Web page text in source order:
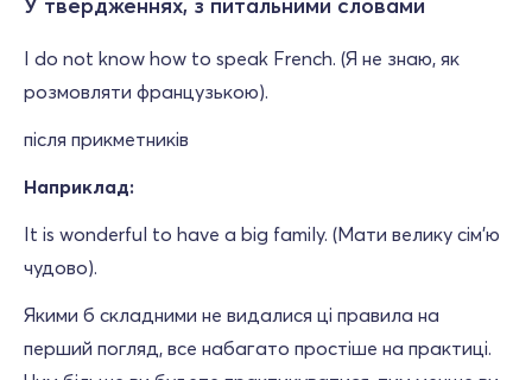
I do not know how to speak French. (Я не знаю, як
розмовляти французькою).
після прикметників
Наприклад:
It is wonderful to have a big family. (Мати велику сім'ю
чудово).
Якими б складними не видалися ці правила на
перший погляд, все набагато простіше на практиці.